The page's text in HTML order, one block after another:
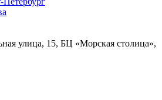
улица, 15, БЦ «Морская столица»,